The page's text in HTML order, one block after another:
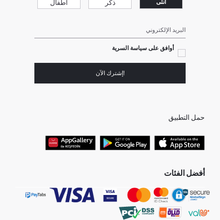
انثى ذكر أطفال
البريد الإلكتروني
أوافق على سياسة السرية
!إشترك الآن
حمل التطبيق
أفضل الفئات
جميع متاجرنا
هدايا عيد الحب
البلوفر النسائية
بلوفر رجالي
برفانات حريمى
جينز رجالي